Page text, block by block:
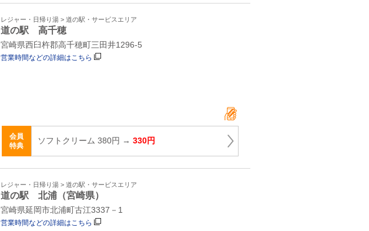
レジャー・日帰り湯 > 道の駅・サービスエリア
道の駅 高千穂
宮崎県西臼杵郡高千穂町三田井1296‐5
営業時間などの詳細はこちら
会員
特典
ソフトクリーム 380円 → 330円
レジャー・日帰り湯 > 道の駅・サービスエリア
道の駅 北浦（宮崎県）
宮崎県延岡市北浦町古江3337－1
営業時間などの詳細はこちら